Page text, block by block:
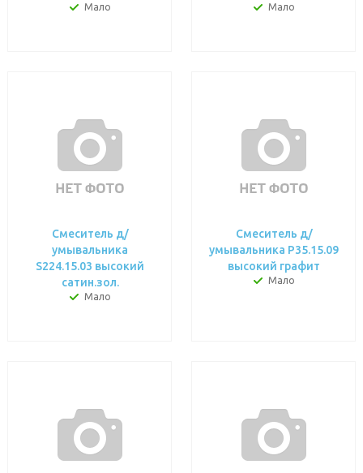
Мало Мало
Смеситель д/
умывальника
S224.15.03 высокий
сатин.зол.
Мало
Смеситель д/
умывальника P35.15.09
высокий графит
Мало